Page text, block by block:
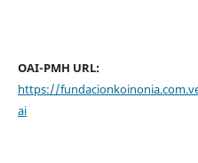
OAI-PMH URL:
https://
ai